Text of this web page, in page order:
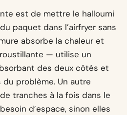
est de mettre le halloumi
paquet dans l’airfryer sans
absorbe la chaleur et
— utilise un
des deux côtés et
problème. Un autre
tranches à la fois dans le
d’espace, sinon elles